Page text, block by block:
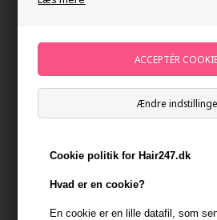
Ændre
Cookie politik for Hair247.dk
Hvad er en cookie?
En cookie er en lille datafil, som
Glo Skin Beauty Precise Micro
Brown 0,9g
Mærker
198,00DKK
Send mail når varen kommer på lager igen